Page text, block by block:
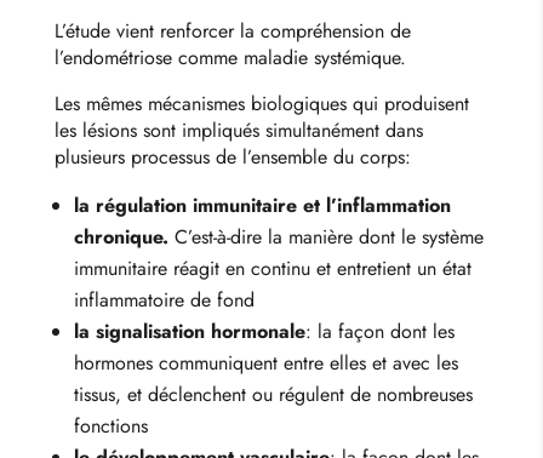
L’étude vient renforcerla compréhension de
l’endométriose comme maladie systémique.
Les mêmes mécanismes biologiques qui produisent
les lésions sont impliqués simultanément dans
plusieurs processus de l’ensemble du corps:
la régulation immunitaire et l’inflammation
chronique. C’est-à-dire la manière dont le système
immunitaire réagit en continu et entretient un état
inflammatoire de fond
la signalisation hormonale: la façon dont les
hormones communiquent entre elles et avec les
tissus, et déclenchent ou régulent de nombreuses
fonctions